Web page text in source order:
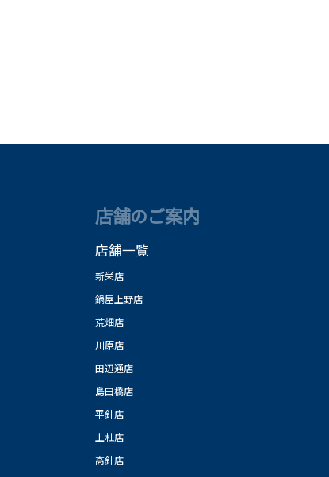
店舗のご案内
店舗一覧
新栄店
鍋屋上野店
荒畑店
川原店
田辺通店
島田橋店
平針店
上杜店
高針店